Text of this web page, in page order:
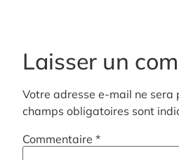
Laisser un
Votre adresse e-mail ne sera
champs obligatoires sont
Commentaire*